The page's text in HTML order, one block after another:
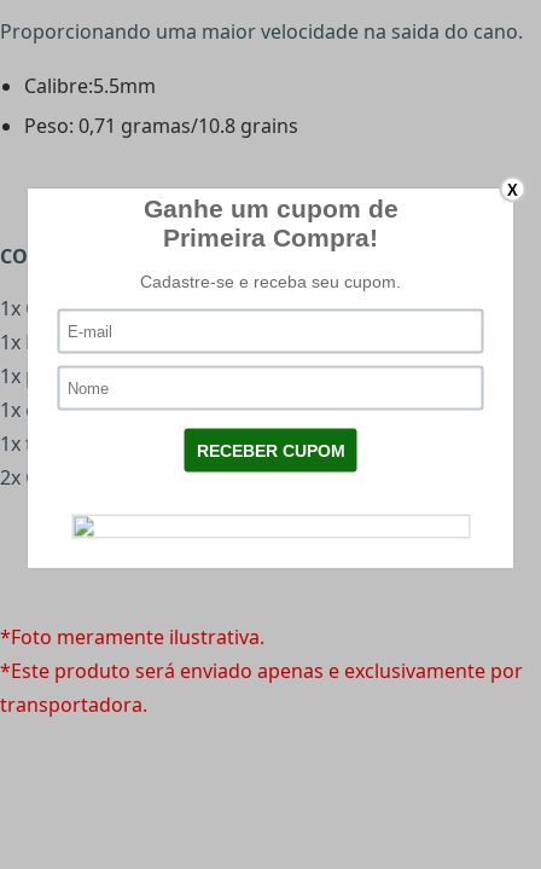
Proporcionando uma maior velocidade na saida do cano.
Calibre:5.5mm
Peso: 0,71 gramas/10.8 grains
CONTEÚDO DO COMBO:
1x Carabina de Pressão
1x Luneta
1x par de mount 11mm
1x chave allen
1x tampa de lente
2x Chumbinhos
*Foto meramente ilustrativa.
*Este produto será enviado apenas e exclusivamente por
transportadora.
X